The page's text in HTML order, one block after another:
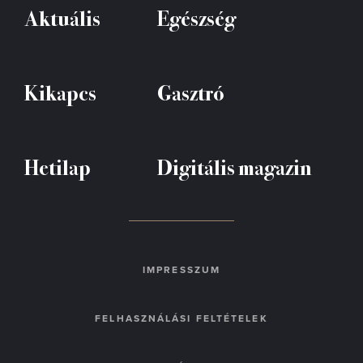
Aktuális Egészség
Kikapcs Gasztró
Hetilap Digitális magazin
IMPRESSZUM
FELHASZNÁLÁSI FELTÉTELEK